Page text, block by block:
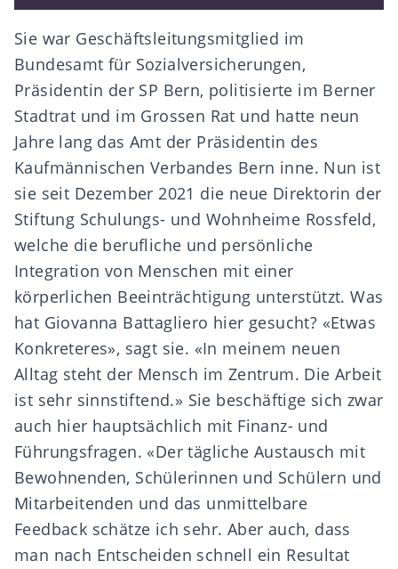
Sie war Geschäftsleitungsmitglied im
Bundesamt für Sozialversicherungen,
Präsidentin der SP Bern, politisierte im Berner
Stadtrat und im Grossen Rat und hatte neun
Jahre lang das Amt der Präsidentin des
Kaufmännischen Verbandes Bern inne. Nun ist
sie seit Dezember 2021 die neue Direktorin der
Stiftung Schulungs- und Wohnheime Rossfeld,
welche die berufliche und persönliche
Integration von Menschen mit einer
körperlichen Beeinträchtigung unterstützt. Was
hat Giovanna Battagliero hier gesucht? «Etwas
Konkreteres», sagt sie. «In meinem neuen
Alltag steht der Mensch im Zentrum. Die Arbeit
ist sehr sinnstiftend.» Sie beschäftige sich zwar
auch hier hauptsächlich mit Finanz- und
Führungsfragen. «Der tägliche Austausch mit
Bewohnenden, Schülerinnen und Schülern und
Mitarbeitenden und das unmittelbare
Feedback schätze ich sehr. Aber auch, dass
man nach Entscheiden schnell ein Resultat